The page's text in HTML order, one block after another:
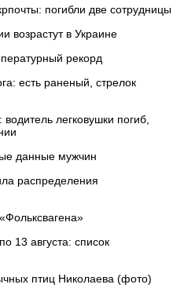
погибли две сотрудницы
возрастут в Украине
рекорд
есть раненый, стрелок
легковушки погиб,
данные мужчин
распределения
13 августа: список
птиц Николаева (фото)